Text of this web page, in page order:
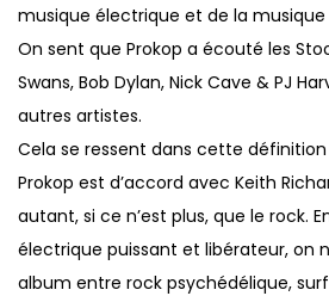
musique électrique et de la musique
On sent que Prokop a écouté les
Swans, Bob Dylan, Nick Cave & PJ
autres artistes.
Cela se ressent dans cette définition
Prokop est d’accord avec Keith
autant, si ce n’est plus, que le rock.
électrique puissant et libérateur, on
album entre rock psychédélique,